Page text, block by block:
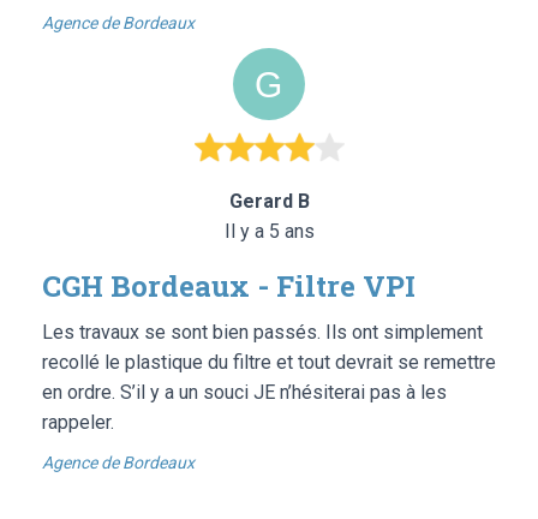
Agence de Bordeaux
Gerard B
Il y a 5 ans
CGH Bordeaux - Filtre VPI
Les travaux se sont bien passés. Ils ont simplement
recollé le plastique du filtre et tout devrait se remettre
en ordre. S’il y a un souci JE n’hésiterai pas à les
rappeler.
Agence de Bordeaux